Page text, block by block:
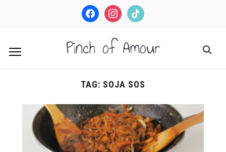
facebookinstagramtiktok
Pinch of Amour
TAG: SOJA SOS